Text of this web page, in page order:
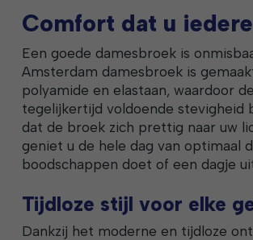
Comfort dat u
Een goede damesbroek is
Amsterdam damesbroek is
polyamide en elastaan, waardoor
tegelijkertijd voldoende
dat de broek zich prettig naar uw
geniet u de hele dag van optimaal
boodschappen doet of een dagje
Tijdloze stijl voor elke
Dankzij het moderne en tijdloze